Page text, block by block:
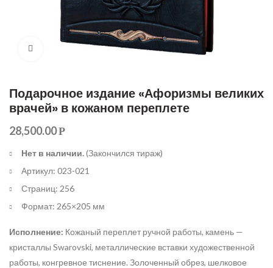
Подарочное издание «Афоризмы великих
врачей» в кожаном переплете
28,500.00Р
Нет в наличии.(Закончился тираж)
Артикул: 023-021
Страниц: 256
Формат: 265×205 мм
Исполнение: Кожаный переплет ручной работы, камень —
кристаллы Swarovski, металлические вставки художественной
работы, конгревное тиснение. Золоченный обрез, шелковое